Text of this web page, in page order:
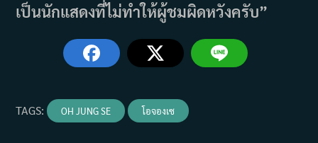
เป็นนักแสดงที่ไม่ทำให้ผู้ชมผิดหวังครับ”
TAGS: OH JUNG SE โอจองเซ